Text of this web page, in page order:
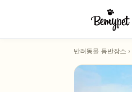
반려동물 동반장소 ›